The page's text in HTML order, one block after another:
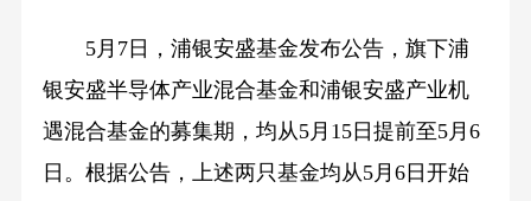
5月7日，浦银安盛基金发布公告，旗下浦
银安盛半导体产业混合基金和浦银安盛产业机
遇混合基金的募集期，均从5月15日提前至5月6
日。根据公告，上述两只基金均从5月6日开始